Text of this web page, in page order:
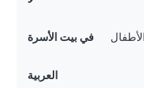
في بيت الأسرة
العربية